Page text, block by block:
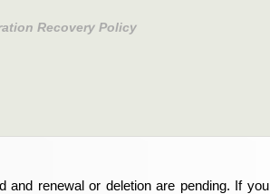
Recovery Policy
and renewal or deletion are pending. If you
und die Verlängerung oder Löschung der